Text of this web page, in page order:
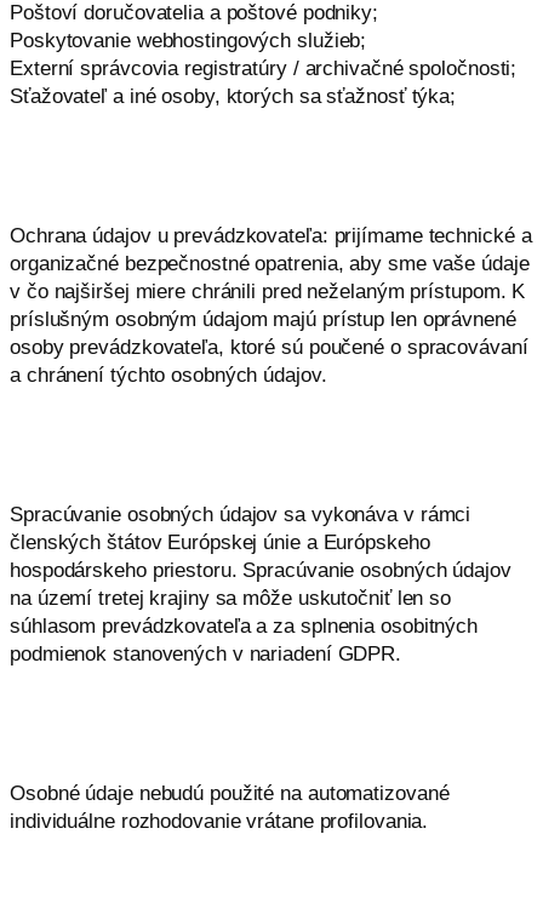
Poštoví doručovatelia a poštové podniky;
Poskytovanie webhostingových služieb;
Externí správcovia registratúry / archivačné spoločnosti;
Sťažovateľ a iné osoby, ktorých sa sťažnosť týka;
Ochrana údajov u prevádzkovateľa: prijímame technické a
organizačné bezpečnostné opatrenia, aby sme vaše údaje
v čo najširšej miere chránili pred neželaným prístupom. K
príslušným osobným údajom majú prístup len oprávnené
osoby prevádzkovateľa, ktoré sú poučené o spracovávaní
a chránení týchto osobných údajov.
Spracúvanie osobných údajov sa vykonáva v rámci
členských štátov Európskej únie a Európskeho
hospodárskeho priestoru. Spracúvanie osobných údajov
na území tretej krajiny sa môže uskutočniť len so
súhlasom prevádzkovateľa a za splnenia osobitných
podmienok stanovených v nariadení GDPR.
Osobné údaje nebudú použité na automatizované
individuálne rozhodovanie vrátane profilovania.